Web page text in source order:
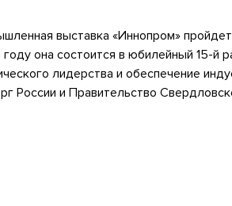
выставка «Иннопром»
она состоится в юбилейный 15-й
лидерства и обеспечение
России и Правительство